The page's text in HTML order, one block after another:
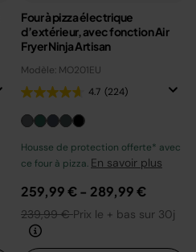
Four à pizza électrique
d’extérieur, avec fonction Air
Fryer Ninja Artisan
Modèle: MO201EU
4.7 (224)
Housse de protection offerte* avec
ce four à pizza. En savoir plus
259,99 €- 289,99 €
239,99 €Prix le + bas sur 30j